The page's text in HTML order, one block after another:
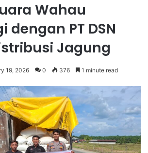
Wahau
dengan PT DSN
Jagung
19, 2026 0 376 1 minute read